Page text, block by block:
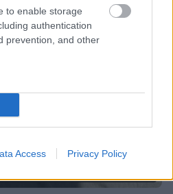
to enable storage
authentication
prevention, and other
Access Privacy Policy